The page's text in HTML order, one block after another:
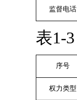
监督电话
表1-3
序号
权力类型